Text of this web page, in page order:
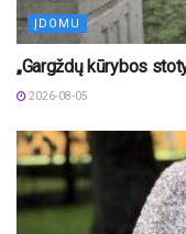
ĮDOMU
„Gargždų kūrybos
2026-08-05